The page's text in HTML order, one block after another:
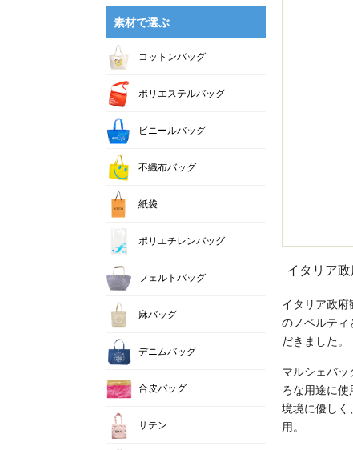
イタリア
イタリア政府
のノベルティ
だきました。
マルシェバ
ろな用途に
境境に優しく
用。
素材で選ぶ
コットンバッグ
ポリエステルバッグ
ビニールバッグ
不織布バッグ
紙袋
ポリエチレンバッグ
フェルトバッグ
麻バッグ
デニムバッグ
合皮バッグ
サテン